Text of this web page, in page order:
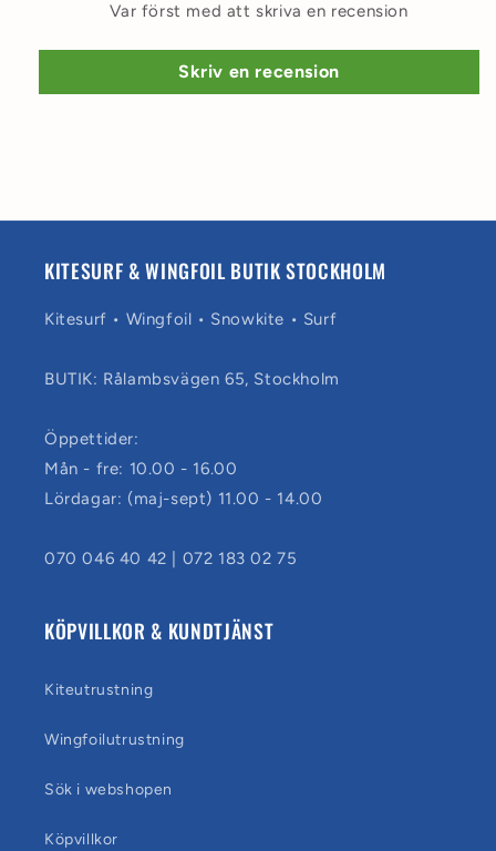
Var först med att skriva en recension
Skriv en recension
KITESURF & WINGFOIL BUTIK STOCKHOLM
Kitesurf • Wingfoil • Snowkite • Surf
BUTIK: Rålambsvägen 65, Stockholm
Öppettider:
Mån - fre: 10.00 - 16.00
Lördagar: (maj-sept) 11.00 - 14.00
070 046 40 42 | 072 183 02 75
KÖPVILLKOR & KUNDTJÄNST
Kiteutrustning
Wingfoilutrustning
Sök i webshopen
Köpvillkor